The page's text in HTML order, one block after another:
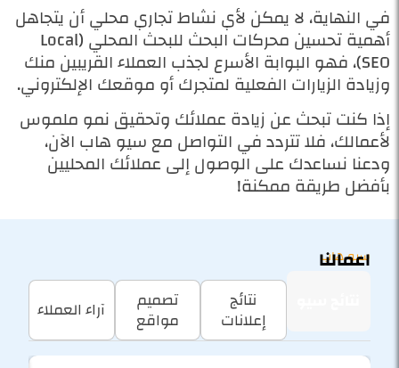
في النهاية، لا يمكن لأي نشاط تجاري محلي أن يتجاهل
أهمية تحسين محركات البحث للبحث المحلي (Local
SEO)، فهو البوابة الأسرع لجذب العملاء القريبين منك
وزيادة الزيارات الفعلية لمتجرك أو موقعك الإلكتروني.
إذا كنت تبحث عن زيادة عملائك وتحقيق نمو ملموس
لأعمالك، فلا تتردد في التواصل مع سيو هاب الآن،
ودعنا نساعدك على الوصول إلى عملائك المحليين
بأفضل طريقة ممكنة!
سيو هاب
اعمالنا
نتائج
إعلانات
تصميم
مواقع آراء العملاء